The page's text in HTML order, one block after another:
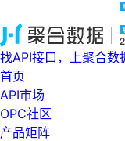
找API接口，上聚合数
首页
API市场
OPC社区
产品矩阵